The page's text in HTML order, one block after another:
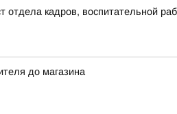
кадров, воспитательной
до магазина